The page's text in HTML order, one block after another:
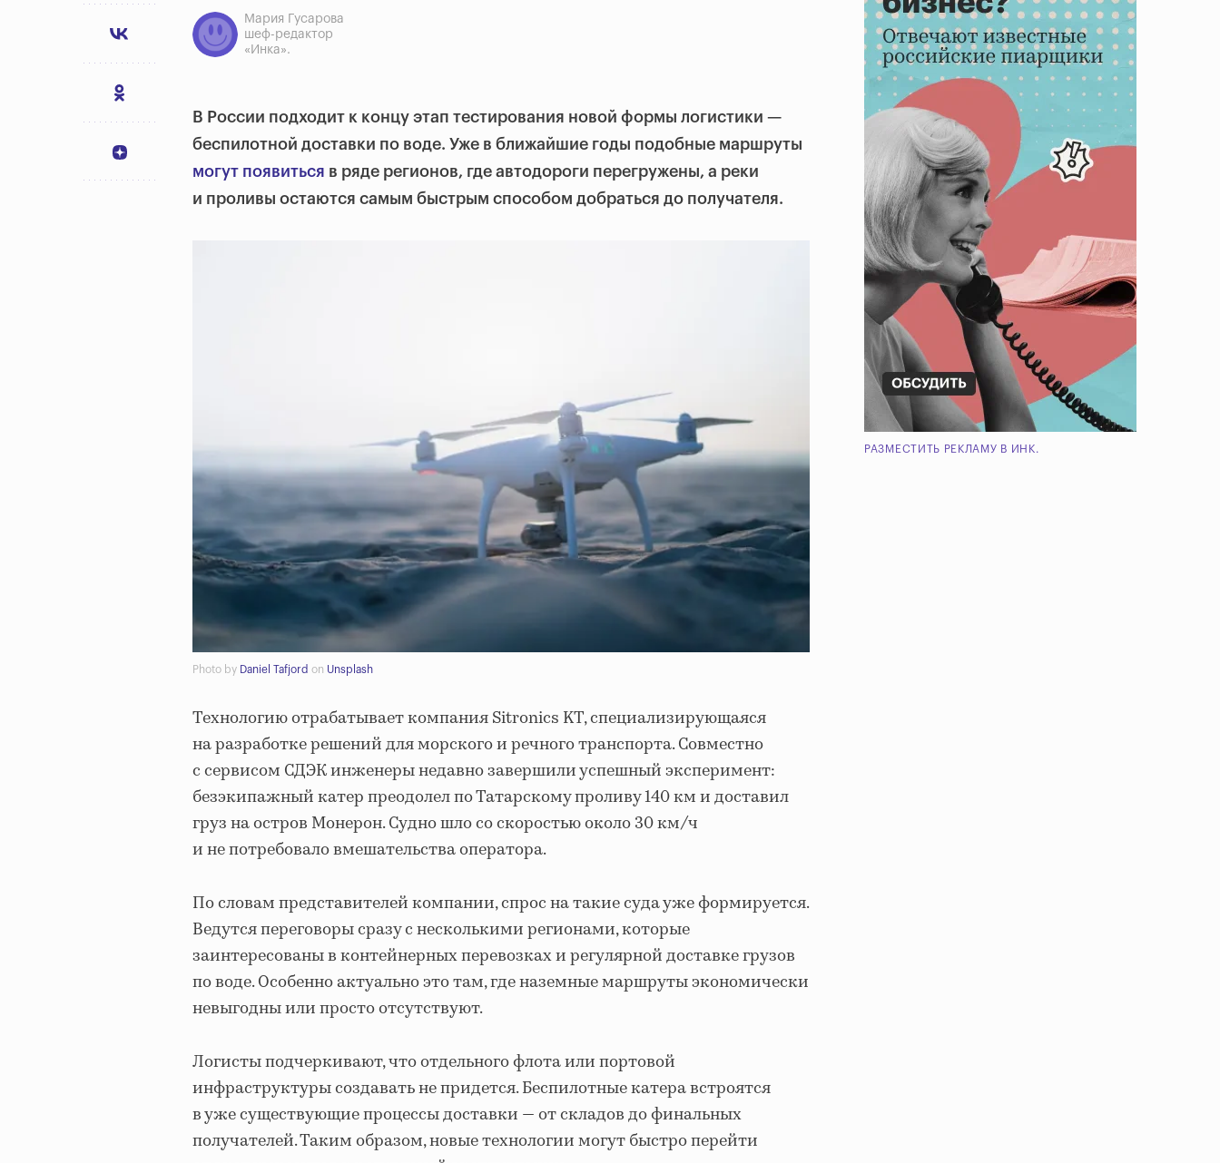
Мария Гусарова
шеф-редактор
«Инка».
В России подходит к концу этап тестирования новой формы логистики —
беспилотной доставки по воде. Уже в ближайшие годы подобные маршруты
могут появиться в ряде регионов, где автодороги перегружены, а реки
и проливы остаются самым быстрым способом добраться до получателя.
Photo by Daniel Tafjord on Unsplash
Технологию отрабатывает компания Sitronics KT, специализирующаяся
на разработке решений для морского и речного транспорта. Совместно
с сервисом СДЭК инженеры недавно завершили успешный эксперимент:
безэкипажный катер преодолел по Татарскому проливу 140 км и доставил
груз на остров Монерон. Судно шло со скоростью около 30 км/ч
и не потребовало вмешательства оператора.
По словам представителей компании, спрос на такие суда уже формируется.
Ведутся переговоры сразу с несколькими регионами, которые
заинтересованы в контейнерных перевозках и регулярной доставке грузов
по воде. Особенно актуально это там, где наземные маршруты экономически
невыгодны или просто отсутствуют.
Логисты подчеркивают, что отдельного флота или портовой
инфраструктуры создавать не придется. Беспилотные катера встроятся
в уже существующие процессы доставки — от складов до финальных
получателей. Таким образом, новые технологии могут быстро перейти
РАЗМЕСТИТЬ РЕКЛАМУ В ИНК.